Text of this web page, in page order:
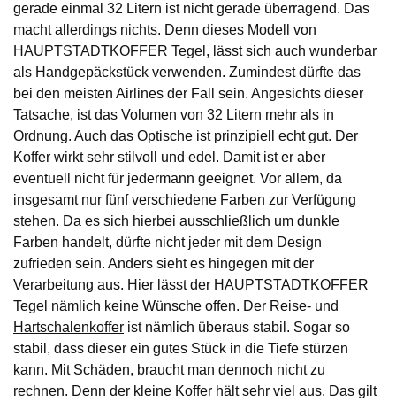
gerade einmal 32 Litern ist nicht gerade überragend. Das
macht allerdings nichts. Denn dieses Modell von
HAUPTSTADTKOFFER Tegel, lässt sich auch wunderbar
als Handgepäckstück verwenden. Zumindest dürfte das
bei den meisten Airlines der Fall sein. Angesichts dieser
Tatsache, ist das Volumen von 32 Litern mehr als in
Ordnung. Auch das Optische ist prinzipiell echt gut. Der
Koffer wirkt sehr stilvoll und edel. Damit ist er aber
eventuell nicht für jedermann geeignet. Vor allem, da
insgesamt nur fünf verschiedene Farben zur Verfügung
stehen. Da es sich hierbei ausschließlich um dunkle
Farben handelt, dürfte nicht jeder mit dem Design
zufrieden sein. Anders sieht es hingegen mit der
Verarbeitung aus. Hier lässt der HAUPTSTADTKOFFER
Tegel nämlich keine Wünsche offen. Der Reise- und
Hartschalenkoffer ist nämlich überaus stabil. Sogar so
stabil, dass dieser ein gutes Stück in die Tiefe stürzen
kann. Mit Schäden, braucht man dennoch nicht zu
rechnen. Denn der kleine Koffer hält sehr viel aus. Das gilt